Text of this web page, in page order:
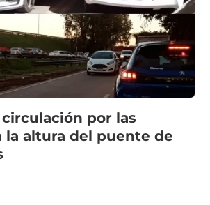
por las
la altura del puente de